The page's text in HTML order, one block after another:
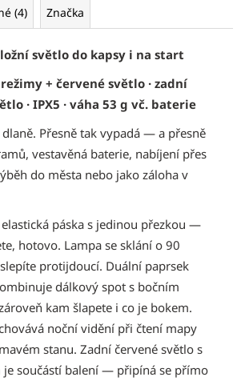
(4) Značka
světlo do kapsy i na start
+ červené světlo · zadní
· IPX5 · váha 53 g vč. baterie
Přesně tak vypadá — a přesně
vestavěná baterie, nabíjení přes
do města nebo jako záloha v
páska s jedinou přezkou —
hotovo. Lampa se sklání o 90
protijdoucí. Duální paprsek
dálkový spot s bočním
kam šlapete i co je bokem.
noční vidění při čtení mapy
stanu. Zadní červené světlo s
je součástí balení — připíná se přímo